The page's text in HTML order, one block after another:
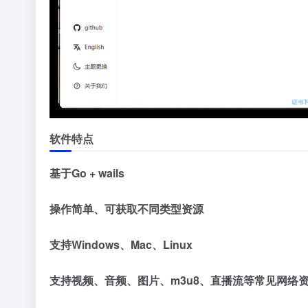
软件特点
基于Go + wails
操作简单、可获取不同类型资源
支持Windows、Mac、Linux
支持视频、音频、图片、m3u8、直播流等常见网络